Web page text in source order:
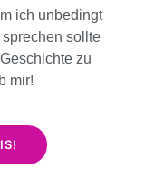
ich unbedingt
sollte
zu
mir!